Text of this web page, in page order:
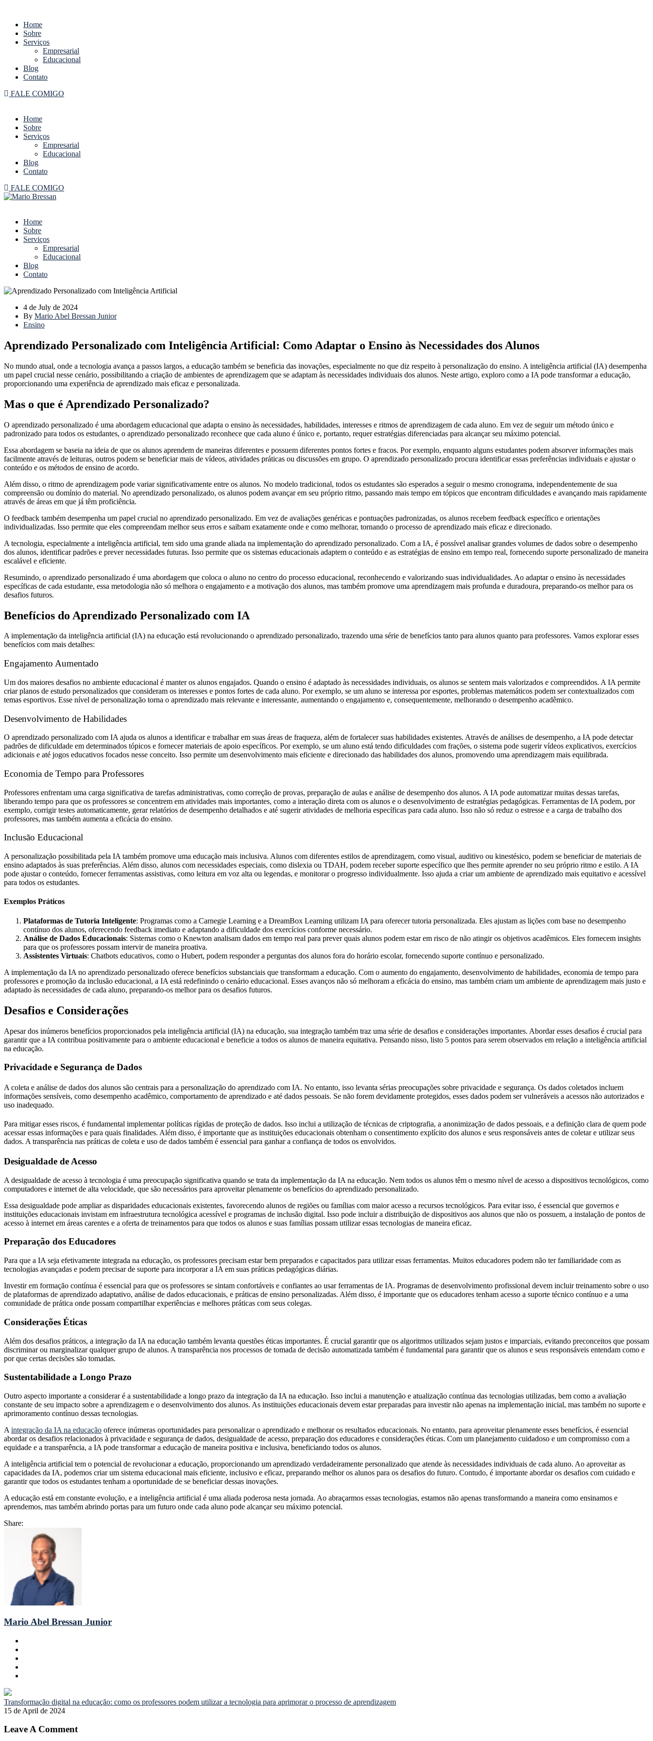
Home
Sobre
Serviços
Empresarial
Educacional
Blog
Contato
FALE COMIGO
Home
Sobre
Serviços
Empresarial
Educacional
Blog
Contato
FALE COMIGO
Home
Sobre
Serviços
Empresarial
Educacional
Blog
Contato
4 de July de 2024
By Mario Abel Bressan Junior
Ensino
Aprendizado Personalizado com Inteligência Artificial: Como Adaptar o Ensino às Necessidades dos Alunos
No mundo atual, onde a tecnologia avança a passos largos, a educação também se beneficia das inovações, especialmente no que diz respeito à personalização do ensino. A inteligência artificial (IA) desempenha
um papel crucial nesse cenário, possibilitando a criação de ambientes de aprendizagem que se adaptam às necessidades individuais dos alunos. Neste artigo, exploro como a IA pode transformar a educação,
proporcionando uma experiência de aprendizado mais eficaz e personalizada.
Mas o que é Aprendizado Personalizado?
O aprendizado personalizado é uma abordagem educacional que adapta o ensino às necessidades, habilidades, interesses e ritmos de aprendizagem de cada aluno. Em vez de seguir um método único e
padronizado para todos os estudantes, o aprendizado personalizado reconhece que cada aluno é único e, portanto, requer estratégias diferenciadas para alcançar seu máximo potencial.
Essa abordagem se baseia na ideia de que os alunos aprendem de maneiras diferentes e possuem diferentes pontos fortes e fracos. Por exemplo, enquanto alguns estudantes podem absorver informações mais
facilmente através de leituras, outros podem se beneficiar mais de vídeos, atividades práticas ou discussões em grupo. O aprendizado personalizado procura identificar essas preferências individuais e ajustar o
conteúdo e os métodos de ensino de acordo.
Além disso, o ritmo de aprendizagem pode variar significativamente entre os alunos. No modelo tradicional, todos os estudantes são esperados a seguir o mesmo cronograma, independentemente de sua
compreensão ou domínio do material. No aprendizado personalizado, os alunos podem avançar em seu próprio ritmo, passando mais tempo em tópicos que encontram dificuldades e avançando mais rapidamente
através de áreas em que já têm proficiência.
O feedback também desempenha um papel crucial no aprendizado personalizado. Em vez de avaliações genéricas e pontuações padronizadas, os alunos recebem feedback específico e orientações
individualizadas. Isso permite que eles compreendam melhor seus erros e saibam exatamente onde e como melhorar, tornando o processo de aprendizado mais eficaz e direcionado.
A tecnologia, especialmente a inteligência artificial, tem sido uma grande aliada na implementação do aprendizado personalizado. Com a IA, é possível analisar grandes volumes de dados sobre o desempenho
dos alunos, identificar padrões e prever necessidades futuras. Isso permite que os sistemas educacionais adaptem o conteúdo e as estratégias de ensino em tempo real, fornecendo suporte personalizado de maneira
escalável e eficiente.
Resumindo, o aprendizado personalizado é uma abordagem que coloca o aluno no centro do processo educacional, reconhecendo e valorizando suas individualidades. Ao adaptar o ensino às necessidades
específicas de cada estudante, essa metodologia não só melhora o engajamento e a motivação dos alunos, mas também promove uma aprendizagem mais profunda e duradoura, preparando-os melhor para os
desafios futuros.
Benefícios do Aprendizado Personalizado com IA
A implementação da inteligência artificial (IA) na educação está revolucionando o aprendizado personalizado, trazendo uma série de benefícios tanto para alunos quanto para professores. Vamos explorar esses
benefícios com mais detalhes:
Engajamento Aumentado
Um dos maiores desafios no ambiente educacional é manter os alunos engajados. Quando o ensino é adaptado às necessidades individuais, os alunos se sentem mais valorizados e compreendidos. A IA permite
criar planos de estudo personalizados que consideram os interesses e pontos fortes de cada aluno. Por exemplo, se um aluno se interessa por esportes, problemas matemáticos podem ser contextualizados com
temas esportivos. Esse nível de personalização torna o aprendizado mais relevante e interessante, aumentando o engajamento e, consequentemente, melhorando o desempenho acadêmico.
Desenvolvimento de Habilidades
O aprendizado personalizado com IA ajuda os alunos a identificar e trabalhar em suas áreas de fraqueza, além de fortalecer suas habilidades existentes. Através de análises de desempenho, a IA pode detectar
padrões de dificuldade em determinados tópicos e fornecer materiais de apoio específicos. Por exemplo, se um aluno está tendo dificuldades com frações, o sistema pode sugerir vídeos explicativos, exercícios
adicionais e até jogos educativos focados nesse conceito. Isso permite um desenvolvimento mais eficiente e direcionado das habilidades dos alunos, promovendo uma aprendizagem mais equilibrada.
Economia de Tempo para Professores
Professores enfrentam uma carga significativa de tarefas administrativas, como correção de provas, preparação de aulas e análise de desempenho dos alunos. A IA pode automatizar muitas dessas tarefas,
liberando tempo para que os professores se concentrem em atividades mais importantes, como a interação direta com os alunos e o desenvolvimento de estratégias pedagógicas. Ferramentas de IA podem, por
exemplo, corrigir testes automaticamente, gerar relatórios de desempenho detalhados e até sugerir atividades de melhoria específicas para cada aluno. Isso não só reduz o estresse e a carga de trabalho dos
professores, mas também aumenta a eficácia do ensino.
Inclusão Educacional
A personalização possibilitada pela IA também promove uma educação mais inclusiva. Alunos com diferentes estilos de aprendizagem, como visual, auditivo ou kinestésico, podem se beneficiar de materiais de
ensino adaptados às suas preferências. Além disso, alunos com necessidades especiais, como dislexia ou TDAH, podem receber suporte específico que lhes permite aprender no seu próprio ritmo e estilo. A IA
pode ajustar o conteúdo, fornecer ferramentas assistivas, como leitura em voz alta ou legendas, e monitorar o progresso individualmente. Isso ajuda a criar um ambiente de aprendizado mais equitativo e acessível
para todos os estudantes.
Exemplos Práticos
Plataformas de Tutoria Inteligente: Programas como a Carnegie Learning e a DreamBox Learning utilizam IA para oferecer tutoria personalizada. Eles ajustam as lições com base no desempenho
contínuo dos alunos, oferecendo feedback imediato e adaptando a dificuldade dos exercícios conforme necessário.
Análise de Dados Educacionais: Sistemas como o Knewton analisam dados em tempo real para prever quais alunos podem estar em risco de não atingir os objetivos acadêmicos. Eles fornecem insights
para que os professores possam intervir de maneira proativa.
Assistentes Virtuais: Chatbots educativos, como o Hubert, podem responder a perguntas dos alunos fora do horário escolar, fornecendo suporte contínuo e personalizado.
A implementação da IA no aprendizado personalizado oferece benefícios substanciais que transformam a educação. Com o aumento do engajamento, desenvolvimento de habilidades, economia de tempo para
professores e promoção da inclusão educacional, a IA está redefinindo o cenário educacional. Esses avanços não só melhoram a eficácia do ensino, mas também criam um ambiente de aprendizagem mais justo e
adaptado às necessidades de cada aluno, preparando-os melhor para os desafios futuros.
Desafios e Considerações
Apesar dos inúmeros benefícios proporcionados pela inteligência artificial (IA) na educação, sua integração também traz uma série de desafios e considerações importantes. Abordar esses desafios é crucial para
garantir que a IA contribua positivamente para o ambiente educacional e beneficie a todos os alunos de maneira equitativa. Pensando nisso, listo 5 pontos para serem observados em relação a inteligência artificial
na educação.
Privacidade e Segurança de Dados
A coleta e análise de dados dos alunos são centrais para a personalização do aprendizado com IA. No entanto, isso levanta sérias preocupações sobre privacidade e segurança. Os dados coletados incluem
informações sensíveis, como desempenho acadêmico, comportamento de aprendizado e até dados pessoais. Se não forem devidamente protegidos, esses dados podem ser vulneráveis a acessos não autorizados e
uso inadequado.
Para mitigar esses riscos, é fundamental implementar políticas rígidas de proteção de dados. Isso inclui a utilização de técnicas de criptografia, a anonimização de dados pessoais, e a definição clara de quem pode
acessar essas informações e para quais finalidades. Além disso, é importante que as instituições educacionais obtenham o consentimento explícito dos alunos e seus responsáveis antes de coletar e utilizar seus
dados. A transparência nas práticas de coleta e uso de dados também é essencial para ganhar a confiança de todos os envolvidos.
Desigualdade de Acesso
A desigualdade de acesso à tecnologia é uma preocupação significativa quando se trata da implementação da IA na educação. Nem todos os alunos têm o mesmo nível de acesso a dispositivos tecnológicos, como
computadores e internet de alta velocidade, que são necessários para aproveitar plenamente os benefícios do aprendizado personalizado.
Essa desigualdade pode ampliar as disparidades educacionais existentes, favorecendo alunos de regiões ou famílias com maior acesso a recursos tecnológicos. Para evitar isso, é essencial que governos e
instituições educacionais invistam em infraestrutura tecnológica acessível e programas de inclusão digital. Isso pode incluir a distribuição de dispositivos aos alunos que não os possuem, a instalação de pontos de
acesso à internet em áreas carentes e a oferta de treinamentos para que todos os alunos e suas famílias possam utilizar essas tecnologias de maneira eficaz.
Preparação dos Educadores
Para que a IA seja efetivamente integrada na educação, os professores precisam estar bem preparados e capacitados para utilizar essas ferramentas. Muitos educadores podem não ter familiaridade com as
tecnologias avançadas e podem precisar de suporte para incorporar a IA em suas práticas pedagógicas diárias.
Investir em formação contínua é essencial para que os professores se sintam confortáveis e confiantes ao usar ferramentas de IA. Programas de desenvolvimento profissional devem incluir treinamento sobre o uso
de plataformas de aprendizado adaptativo, análise de dados educacionais, e práticas de ensino personalizadas. Além disso, é importante que os educadores tenham acesso a suporte técnico contínuo e a uma
comunidade de prática onde possam compartilhar experiências e melhores práticas com seus colegas.
Considerações Éticas
Além dos desafios práticos, a integração da IA na educação também levanta questões éticas importantes. É crucial garantir que os algoritmos utilizados sejam justos e imparciais, evitando preconceitos que possam
discriminar ou marginalizar qualquer grupo de alunos. A transparência nos processos de tomada de decisão automatizada também é fundamental para garantir que os alunos e seus responsáveis entendam como e
por que certas decisões são tomadas.
Sustentabilidade a Longo Prazo
Outro aspecto importante a considerar é a sustentabilidade a longo prazo da integração da IA na educação. Isso inclui a manutenção e atualização contínua das tecnologias utilizadas, bem como a avaliação
constante de seu impacto sobre a aprendizagem e o desenvolvimento dos alunos. As instituições educacionais devem estar preparadas para investir não apenas na implementação inicial, mas também no suporte e
aprimoramento contínuo dessas tecnologias.
A integração da IA na educação oferece inúmeras oportunidades para personalizar o aprendizado e melhorar os resultados educacionais. No entanto, para aproveitar plenamente esses benefícios, é essencial
abordar os desafios relacionados à privacidade e segurança de dados, desigualdade de acesso, preparação dos educadores e considerações éticas. Com um planejamento cuidadoso e um compromisso com a
equidade e a transparência, a IA pode transformar a educação de maneira positiva e inclusiva, beneficiando todos os alunos.
A inteligência artificial tem o potencial de revolucionar a educação, proporcionando um aprendizado verdadeiramente personalizado que atende às necessidades individuais de cada aluno. Ao aproveitar as
capacidades da IA, podemos criar um sistema educacional mais eficiente, inclusivo e eficaz, preparando melhor os alunos para os desafios do futuro. Contudo, é importante abordar os desafios com cuidado e
garantir que todos os estudantes tenham a oportunidade de se beneficiar dessas inovações.
A educação está em constante evolução, e a inteligência artificial é uma aliada poderosa nesta jornada. Ao abraçarmos essas tecnologias, estamos não apenas transformando a maneira como ensinamos e
aprendemos, mas também abrindo portas para um futuro onde cada aluno pode alcançar seu máximo potencial.
Share:
Mario Abel Bressan Junior
Transformação digital na educação: como os professores podem utilizar a tecnologia para aprimorar o processo de aprendizagem
15 de April de 2024
Leave A Comment